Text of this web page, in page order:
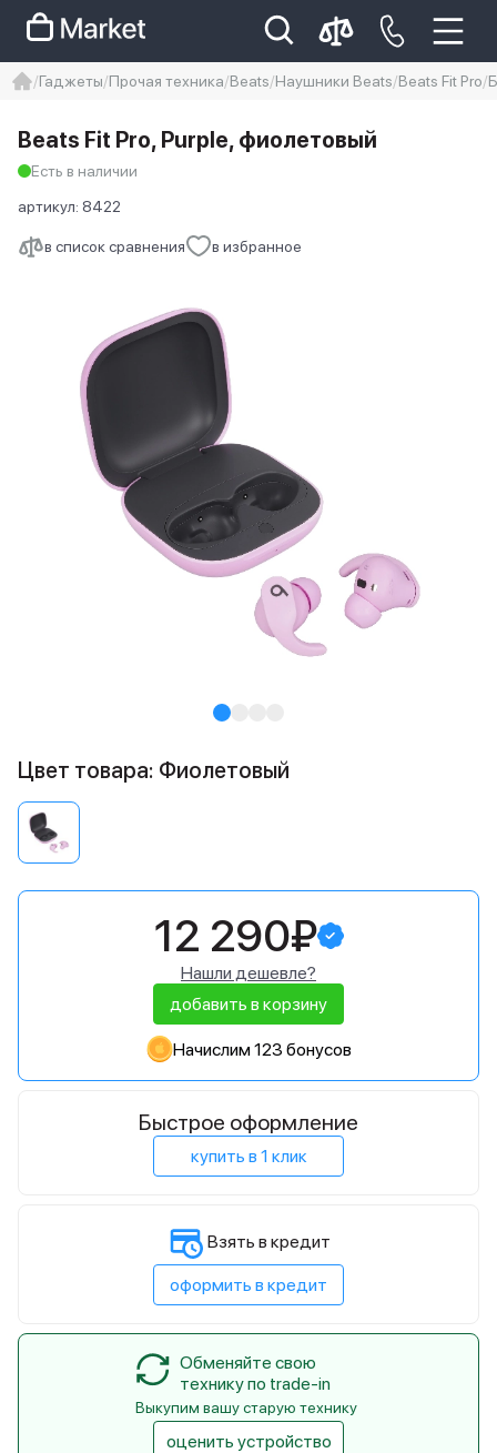
Iphone 14 pro max
айфон 14
Гаджеты Прочая техника Beats Наушники Beats Beats Fit Pro
в список сравнения в избранное
Beats Fit Pro, Purple, фиолетовый
Есть в наличии
артикул: 8422
Цвет товара: Фиолетовый
12 290₽
Нашли дешевле?
добавить в корзину
Начислим 123 бонусов
Быстрое оформление
купить в 1 клик
Взять в кредит
оформить в кредит
Обменяйте свою
технику по trade-in
Выкупим вашу старую технику
оценить устройство